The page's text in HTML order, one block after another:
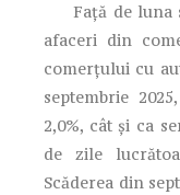
Faţă de luna
afaceri din
comerţului cu
septembrie
2,0%, cât şi ca
de zile
Scăderea din